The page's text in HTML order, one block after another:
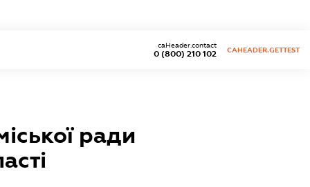
0 (800) 210 102
caHeader.contact
CAHEADER.GETTEST
ради